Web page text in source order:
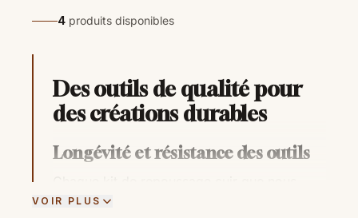
4 produits disponibles
Des outils de qualité pour
des créations durables
Longévité et résistance des outils
proposons est une collection
VOIR PLUS